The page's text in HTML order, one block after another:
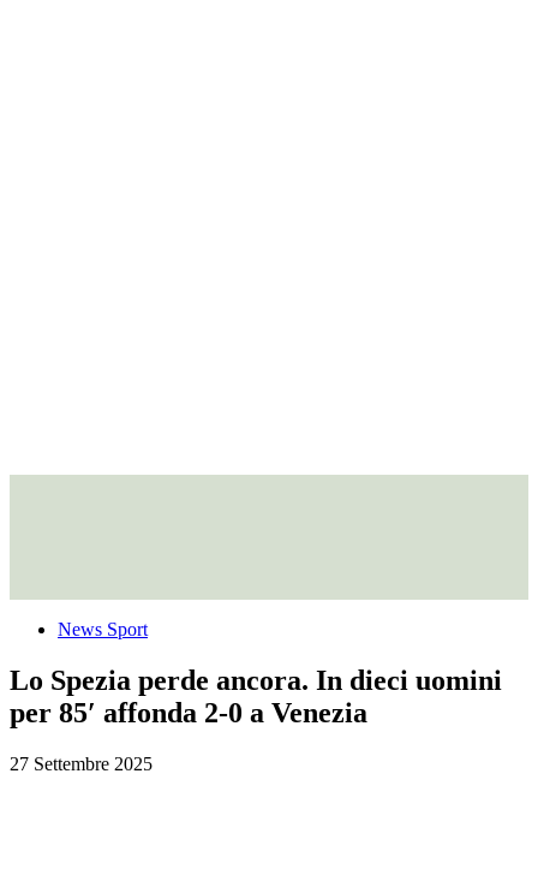
News Sport
Lo Spezia perde ancora. In dieci uomini
per 85′ affonda 2-0 a Venezia
27 Settembre 2025